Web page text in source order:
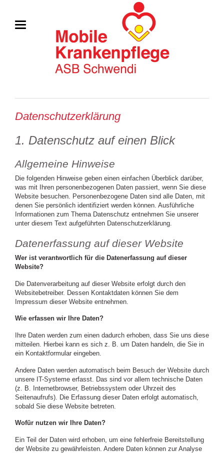
Datenschutzerklärung
1. Datenschutz auf einen Blick
Allgemeine Hinweise
Die folgenden Hinweise geben einen einfachen Überblick darüber,
was mit Ihren personenbezogenen Daten passiert, wenn Sie diese
Website besuchen. Personenbezogene Daten sind alle Daten, mit
denen Sie persönlich identifiziert werden können. Ausführliche
Informationen zum Thema Datenschutz entnehmen Sie unserer
unter diesem Text aufgeführten Datenschutzerklärung.
Datenerfassung auf dieser Website
Wer ist verantwortlich für die Datenerfassung auf dieser
Website?
Die Datenverarbeitung auf dieser Website erfolgt durch den
Websitebetreiber. Dessen Kontaktdaten können Sie dem
Impressum dieser Website entnehmen.
Wie erfassen wir Ihre Daten?
Ihre Daten werden zum einen dadurch erhoben, dass Sie uns diese
mitteilen. Hierbei kann es sich z. B. um Daten handeln, die Sie in
ein Kontaktformular eingeben.
Andere Daten werden automatisch beim Besuch der Website durch
unsere IT-Systeme erfasst. Das sind vor allem technische Daten
(z. B. Internetbrowser, Betriebssystem oder Uhrzeit des
Seitenaufrufs). Die Erfassung dieser Daten erfolgt automatisch,
sobald Sie diese Website betreten.
Wofür nutzen wir Ihre Daten?
Ein Teil der Daten wird erhoben, um eine fehlerfreie Bereitstellung
der Website zu gewährleisten. Andere Daten können zur Analyse